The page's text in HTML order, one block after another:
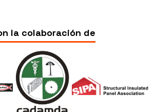
la colaboración de